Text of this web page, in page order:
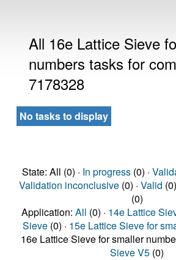
All 16e Lattice Sieve
numbers tasks for
7178328
No tasks to display
State: All (0) · In progress(0) ·
Validation inconclusive(0) · Valid
(0)
Application: All (0) · 14e Lattice
Sieve (0) · 15e Lattice Sieve for
16e Lattice Sieve for smaller
Sieve V5 (0)